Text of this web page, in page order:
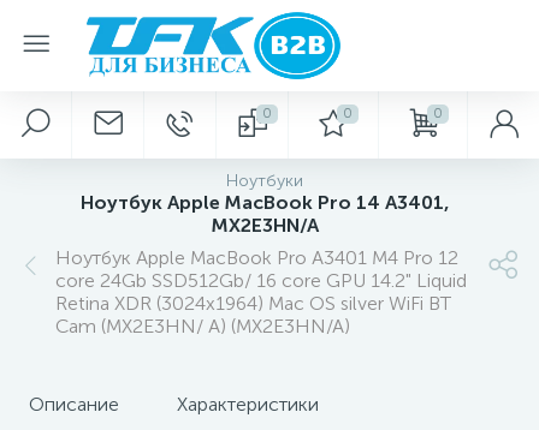
0 0 0
Ноутбуки
Ноутбук Apple MacBook Pro 14 A3401,
MX2E3HN/A
Ноутбук Apple MacBook Pro A3401 M4 Pro 12
core 24Gb SSD512Gb/ 16 core GPU 14.2" Liquid
Retina XDR (3024x1964) Mac OS silver WiFi BT
Cam (MX2E3HN/ A) (MX2E3HN/A)
Описание Характеристики